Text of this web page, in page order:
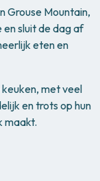
Grouse Mountain,
sluit de dag af
eten en
met veel
en trots op hun
maakt.